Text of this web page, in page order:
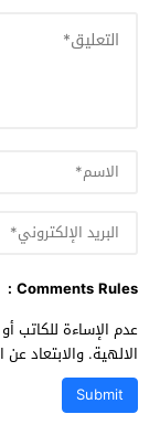
Comments Rules :
عدم الإساءة للكاتب
الالهية. والابتعاد